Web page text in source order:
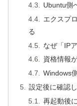
Ubuntu側
エクスプ
る
なぜ「IP
資格情報
Windows
設定後に確認
再起動後